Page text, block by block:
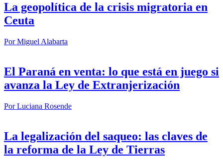
La geopolítica de la crisis migratoria en
Ceuta
PorMiguel Alabarta
El Paraná en venta: lo que está en juego si
avanza la Ley de Extranjerización
PorLuciana Rosende
La legalización del saqueo: las claves de
la reforma de la Ley de Tierras